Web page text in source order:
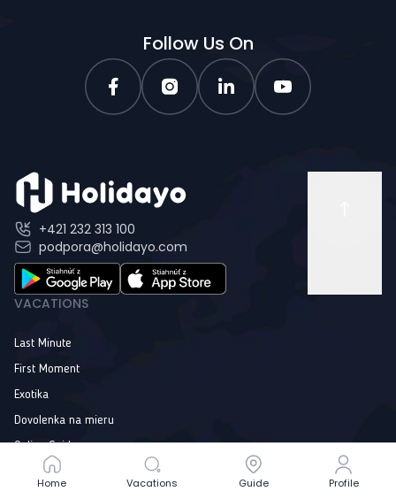
Home Vacations Guide Profile
Home Vacations Guide Profile
Follow Us On
+421 232 313 100
podpora@holidayo.com
VACATIONS
Last Minute
First Moment
Exotika
Dovolenka na mieru
Online Guide
INFORMATION